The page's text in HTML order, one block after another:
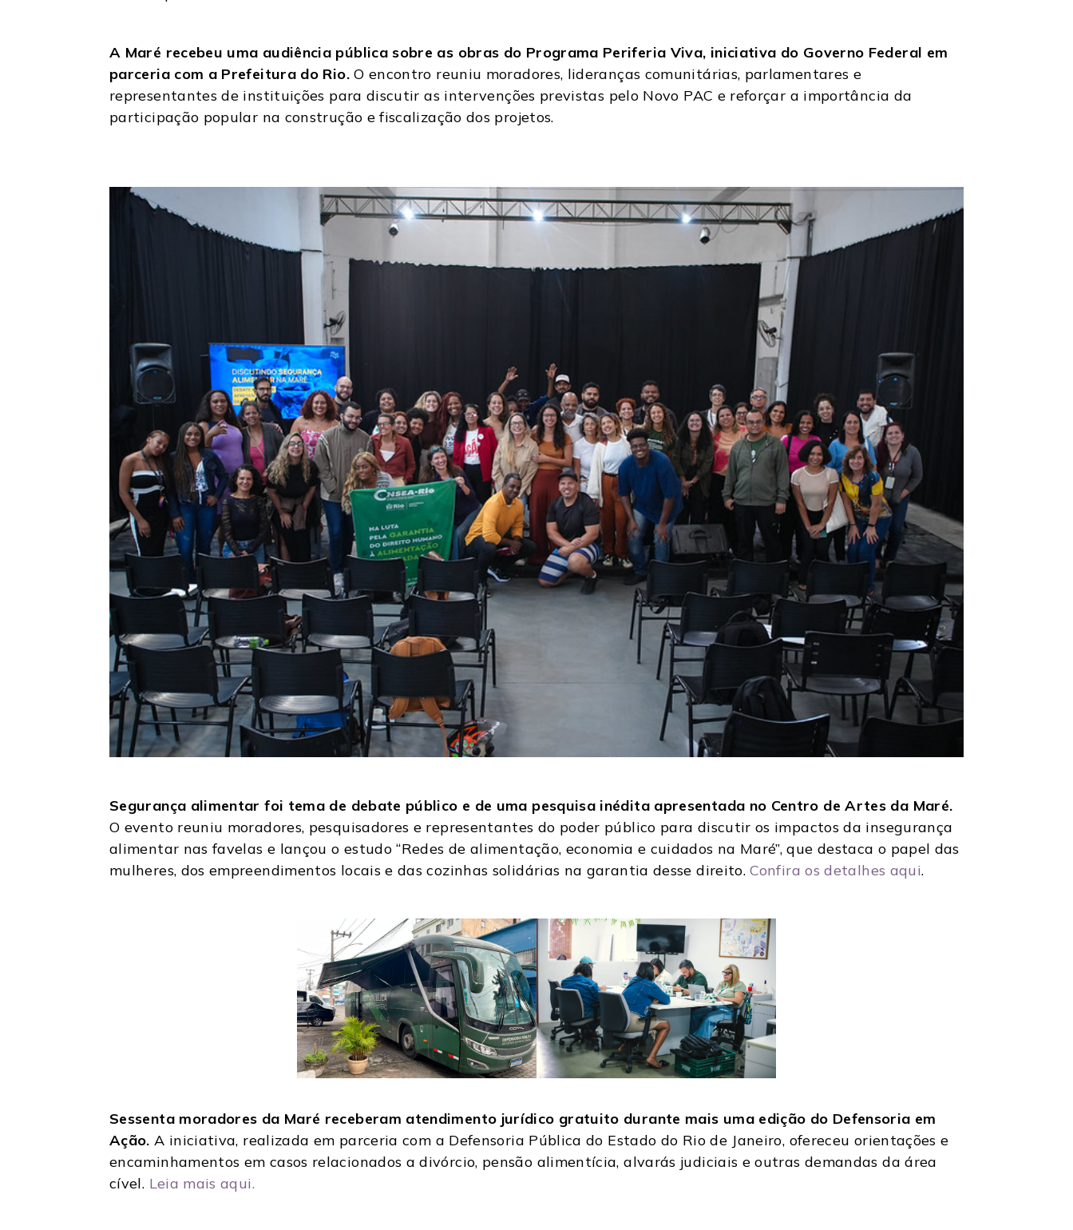
A Maré recebeu uma audiência pública sobre as obras do Programa Periferia Viva, iniciativa do Governo Federal em
parceria com a Prefeitura do Rio.O encontro reuniu moradores, lideranças comunitárias, parlamentares e
representantes de instituições para discutir as intervenções previstas pelo Novo PAC e reforçar a importância da
participação popular na construção e fiscalização dos projetos.
Segurança alimentar foi tema de debate público e de uma pesquisa inédita apresentada no Centro de Artes da Maré.
O evento reuniu moradores, pesquisadores e representantes do poder público para discutir os impactos da insegurança
alimentar nas favelas e lançou o estudo “Redes de alimentação, economia e cuidados na Maré”, que destaca o papel das
mulheres, dos empreendimentos locais e das cozinhas solidárias na garantia desse direito.Confira os detalhes aqui.
Sessenta moradores da Maré receberam atendimento jurídico gratuito durante mais uma edição do Defensoria em
Ação. A iniciativa, realizada em parceria com a Defensoria Pública do Estado do Rio de Janeiro, ofereceu orientações e
encaminhamentos em casos relacionados a divórcio, pensão alimentícia, alvarás judiciais e outras demandas da área
cível. Leia mais aqui.